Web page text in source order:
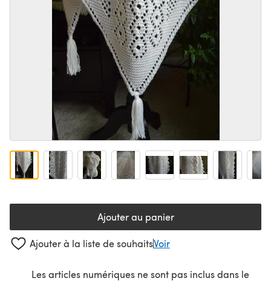
Ajouter au panier
Ajouter à la liste de souhaitsVoir
Les articles numériques ne sont pas inclus dans le